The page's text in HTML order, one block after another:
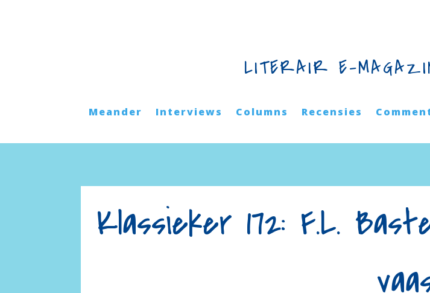
LITERAIR E-
Meander Interviews Columns Recensies
Klassieker 172: F.L.